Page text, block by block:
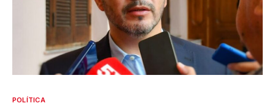
POLÍTICA